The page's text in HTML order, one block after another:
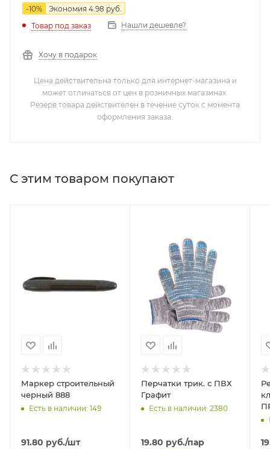
-10% Экономия 4.98 руб.
Товар под заказ
Нашли дешевле?
Хочу в подарок
Цена действительна только для интернет-магазина и
может отличаться от цен в розничных магазинах.
Резерв товара действителен в течение суток с момента
оформления заказа.
С этим товаром покупают
Маркер строительный
черный 888
Есть в наличии: 149
91.80 руб./шт
Перчатки трик. с ПВХ
Графит
Есть в наличии: 2380
19.80 руб./пар